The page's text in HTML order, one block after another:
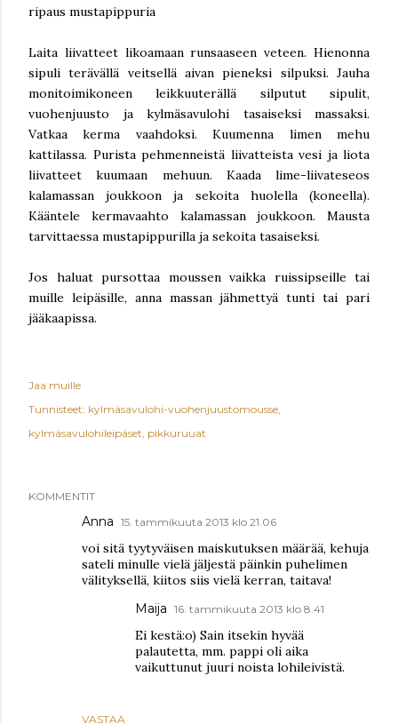
ripaus mustapippuria
Laita liivatteet likoamaan runsaaseen veteen. Hienonna
sipuli terävällä veitsellä aivan pieneksi silpuksi. Jauha
monitoimikoneen leikkuuterällä silputut sipulit,
vuohenjuusto ja kylmäsavulohi tasaiseksi massaksi.
Vatkaa kerma vaahdoksi. Kuumenna limen mehu
kattilassa. Purista pehmenneistä liivatteista vesi ja liota
liivatteet kuumaan mehuun. Kaada lime-liivateseos
kalamassan joukkoon ja sekoita huolella (koneella).
Kääntele kermavaahto kalamassan joukkoon. Mausta
tarvittaessa mustapippurilla ja sekoita tasaiseksi.
Jos haluat pursottaa moussen vaikka ruissipseille tai
muille leipäsille, anna massan jähmettyä tunti tai pari
jääkaapissa.
Jaa muille
Tunnisteet: kylmäsavulohi-vuohenjuustomousse
kylmäsavulohileipäset pikkuruuat
KOMMENTIT
Anna 15. tammikuuta 2013 klo 21.06
voi sitä tyytyväisen maiskutuksen määrää, kehuja
sateli minulle vielä jäljestä päinkin puhelimen
välityksellä, kiitos siis vielä kerran, taitava!
VASTAA
Maija 16. tammikuuta 2013 klo 8.41
Ei kestä:o) Sain itsekin hyvää
palautetta, mm. pappi oli aika
vaikuttunut juuri noista lohileivistä.